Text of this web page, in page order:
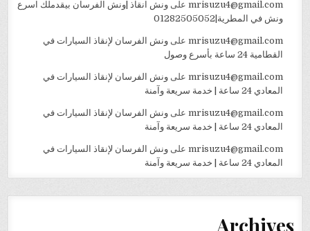
mrisuzu4@gmail.comعلى ونش انقاذ |ونش الفرسان بيقدملك اسرع
ونش في المطرية|01282505052
mrisuzu4@gmail.comعلى ونش الفرسان لإنقاذ السيارات في
القطامية 24 ساعة بأسرع وصول
mrisuzu4@gmail.comعلى ونش الفرسان لإنقاذ السيارات في
المعادي 24 ساعة | خدمة سريعة وآمنة
mrisuzu4@gmail.comعلى ونش الفرسان لإنقاذ السيارات في
المعادي 24 ساعة | خدمة سريعة وآمنة
mrisuzu4@gmail.comعلى ونش الفرسان لإنقاذ السيارات في
المعادي 24 ساعة | خدمة سريعة وآمنة
Archives